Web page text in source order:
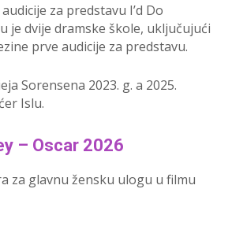
za predstavu I’d Do
je dvije dramske škole, uključujući
prve audicije za predstavu.
Sorensena 2023. g. a 2025.
Islu.
– Oscar 2026
za glavnu žensku ulogu u filmu